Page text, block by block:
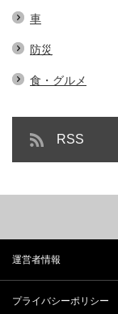
車
防災
食・グルメ
RSS
運営者情報
プライバシーポリシー